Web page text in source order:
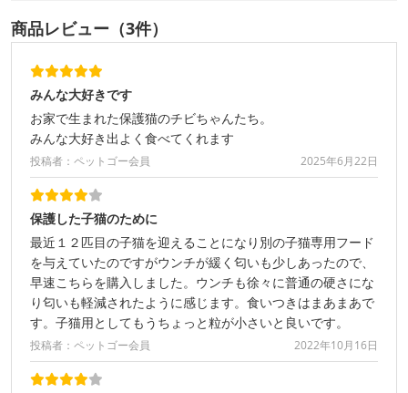
商品レビュー（3件）
みんな大好きです
お家で生まれた保護猫のチビちゃんたち。
みんな大好き出よく食べてくれます
投稿者：ペットゴー会員 2025年6月22日
保護した子猫のために
最近１２匹目の子猫を迎えることになり別の子猫専用フード
を与えていたのですがウンチが緩く匂いも少しあったので、
早速こちらを購入しました。ウンチも徐々に普通の硬さにな
り匂いも軽減されたように感じます。食いつきはまあまあで
す。子猫用としてもうちょっと粒が小さいと良いです。
投稿者：ペットゴー会員 2022年10月16日